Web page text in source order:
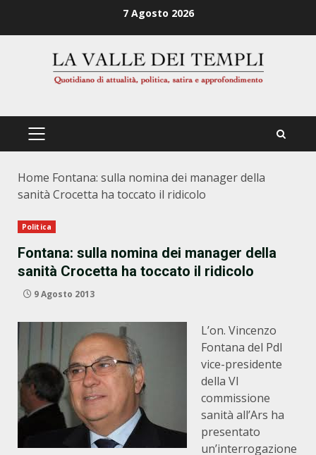
7 Agosto 2026
PRIMÄRES
Home Fontana: sulla nomina dei manager della
sanità Crocetta ha toccato il ridicolo
Politica
Fontana: sulla nomina dei manager della
sanità Crocetta ha toccato il ridicolo
9 Agosto 2013
L’on. Vincenzo
Fontana del Pdl
vice-presidente
della VI
commissione
sanità all’Ars ha
presentato
un’interrogazione